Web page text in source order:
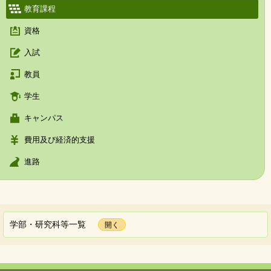
教育課程
資格
入試
教員
学生
キャンパス
費用及び経済的支援
進路
学部・研究科等一覧